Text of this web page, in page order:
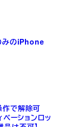
みのiPhone
作で解除可
ーションロッ